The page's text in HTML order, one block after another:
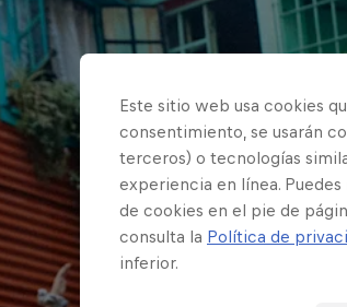
Este sitio web usa cookies
consentimiento, se usarán
terceros) o tecnologías
experiencia en línea.
de cookies en el pie de
consulta la Política de
inferior.